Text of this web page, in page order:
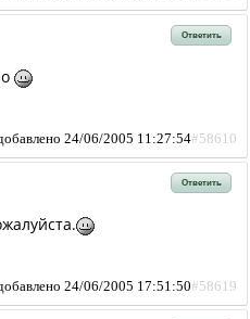
Ответить
24/06/2005 11:27:54#58610
Ответить
24/06/2005 17:51:50#58619